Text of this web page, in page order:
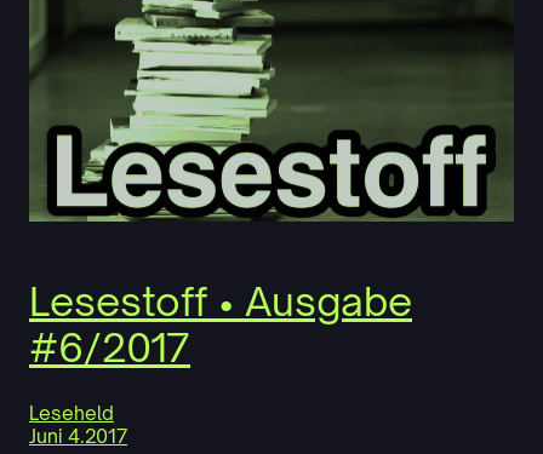
Lesestoff • Ausgabe
#6/2017
Leseheld
Juni 4.2017